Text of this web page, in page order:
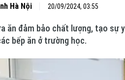
Hà Nội
Việt 4 phương
Tài chính Ngân hàng
Doanh nghiệp
Căn hộ
Đất đai
Xe máy
Thị
Hà Nội 20/09/2024, 03:55
ăn đảm bảo chất lượng, tạo sự
bếp ăn ở trường học.